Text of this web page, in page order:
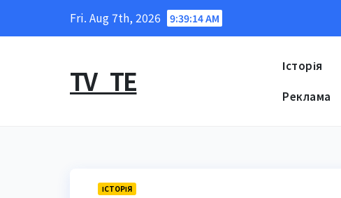
Fri. Aug 7th, 2026 9:39:15 AM
TV_TE Історія
Реклама
ІСТОРІЯ